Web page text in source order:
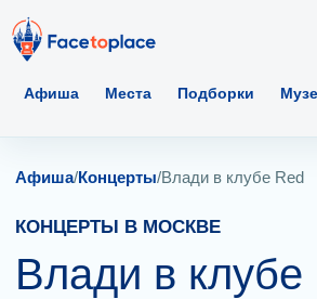
Афиша Места Подборки
Афиша/Концерты/Влади в клубе Red
КОНЦЕРТЫ В МОСКВЕ
Влади в клубе